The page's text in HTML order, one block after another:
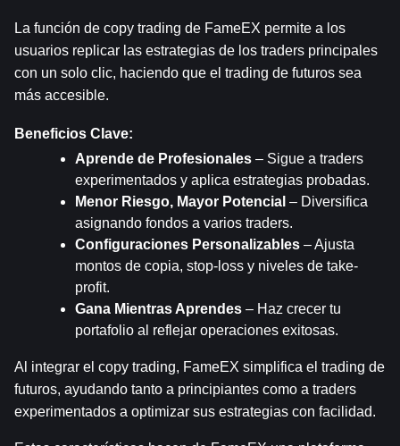
La función de copy trading de FameEX permite a los
usuarios replicar las estrategias de los traders principales
con un solo clic, haciendo que el trading de futuros sea
más accesible.
Beneficios Clave:
Aprende de Profesionales – Sigue a traders
experimentados y aplica estrategias probadas.
Menor Riesgo, Mayor Potencial – Diversifica
asignando fondos a varios traders.
Configuraciones Personalizables – Ajusta
montos de copia, stop-loss y niveles de take-
profit.
Gana Mientras Aprendes – Haz crecer tu
portafolio al reflejar operaciones exitosas.
Al integrar el copy trading, FameEX simplifica el trading de
futuros, ayudando tanto a principiantes como a traders
experimentados a optimizar sus estrategias con facilidad.